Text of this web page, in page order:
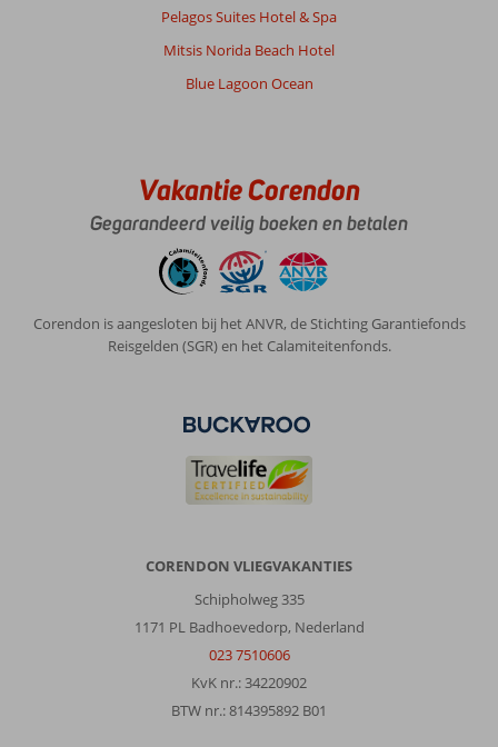
Pelagos Suites Hotel & Spa
Mitsis Norida Beach Hotel
Blue Lagoon Ocean
Vakantie Corendon
Gegarandeerd veilig boeken en betalen
Corendon is aangesloten bij het ANVR, de Stichting Garantiefonds
Reisgelden (SGR) en het Calamiteitenfonds.
CORENDON VLIEGVAKANTIES
Schipholweg 335
1171 PL Badhoevedorp, Nederland
023 7510606
KvK nr.: 34220902
BTW nr.: 814395892 B01